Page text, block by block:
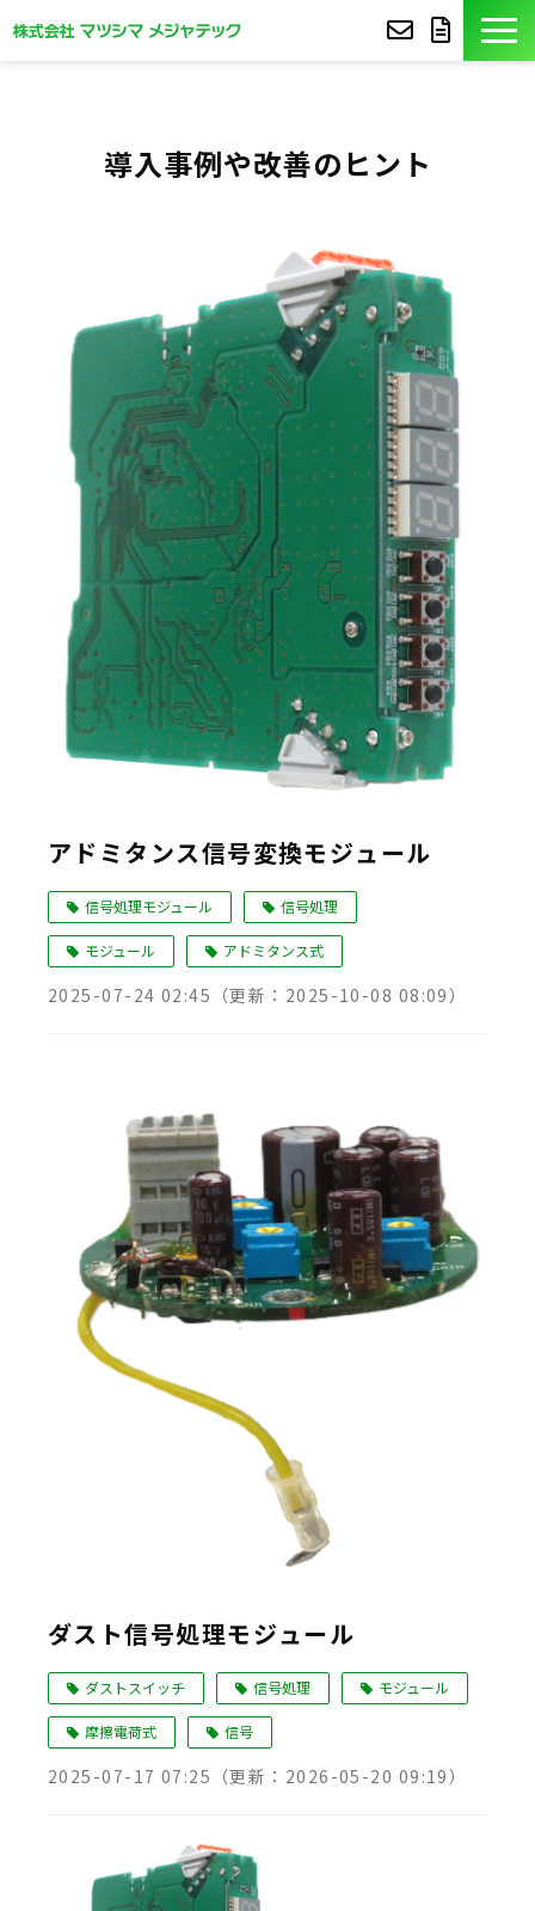
セミナー
よくあるご質問
Language
導入事例や改善のヒント
アドミタンス信号変換モジュール
信号処理モジュール 信号処理
モジュール アドミタンス式
2025-07-24 02:45 （更新： 2025-10-08 08:09）
ダスト信号処理モジュール
ダストスイッチ 信号処理 モジュール
摩擦電荷式 信号
2025-07-17 07:25 （更新： 2026-05-20 09:19）